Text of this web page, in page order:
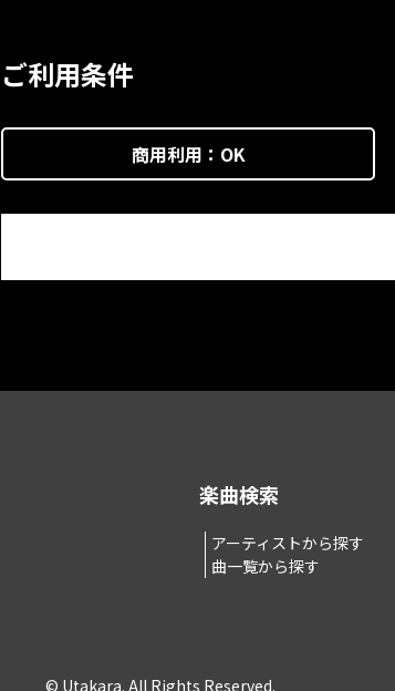
ご利用条件
商用利用： OK
楽曲検索
アーティストから探す
曲一覧から探す
© Utakara. All Rights Reserved.